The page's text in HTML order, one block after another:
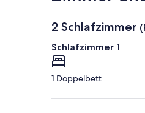
2 Schlafzimmer
Schlafzimmer 1
1 Doppelbett